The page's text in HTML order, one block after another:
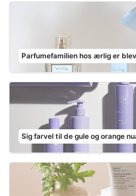
Parfumefamilien hos ærlig er
Sig farvel til de gule og orange